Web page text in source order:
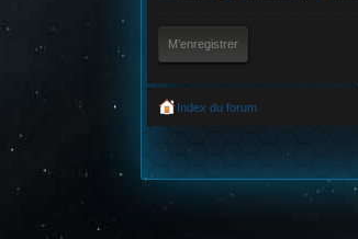
M’enregistrer
Index du forum